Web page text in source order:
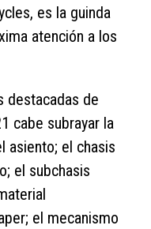
es la guinda
atención a los
destacadas de
cabe subrayar la
asiento; el chasis
el subchasis
el mecanismo